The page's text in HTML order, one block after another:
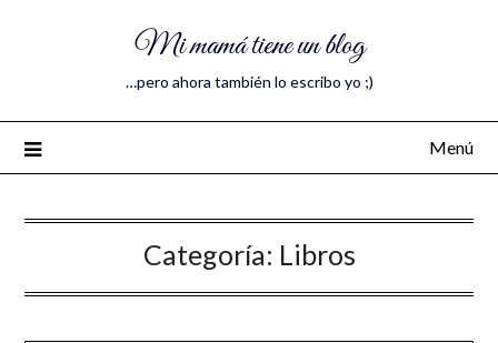
Mi mamá tiene un blog
…pero ahora también lo escribo yo ;)
Menú
Categoría: Libros